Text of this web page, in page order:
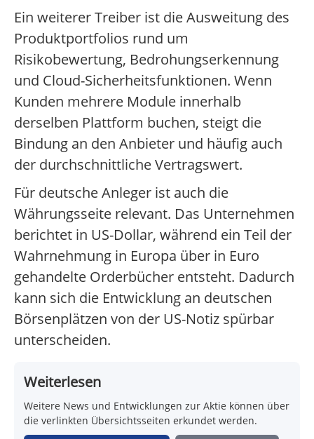
Ein weiterer Treiber ist die Ausweitung des
Produktportfolios rund um
Risikobewertung, Bedrohungserkennung
und Cloud-Sicherheitsfunktionen. Wenn
Kunden mehrere Module innerhalb
derselben Plattform buchen, steigt die
Bindung an den Anbieter und häufig auch
der durchschnittliche Vertragswert.
Für deutsche Anleger ist auch die
Währungsseite relevant. Das Unternehmen
berichtet in US-Dollar, während ein Teil der
Wahrnehmung in Europa über in Euro
gehandelte Orderbücher entsteht. Dadurch
kann sich die Entwicklung an deutschen
Börsenplätzen von der US-Notiz spürbar
unterscheiden.
Weiterlesen
Weitere News und Entwicklungen zur Aktie können über
die verlinkten Übersichtsseiten erkundet werden.